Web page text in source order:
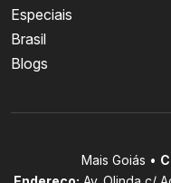
Especiais
Brasil
Blogs
Mais Goiás •